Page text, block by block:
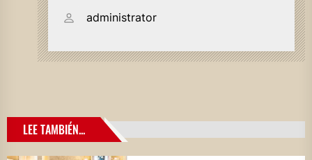
administrator
LEE TAMBIÉN...